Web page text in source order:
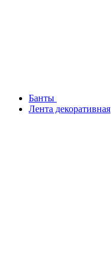
Банты
Лента декоративная